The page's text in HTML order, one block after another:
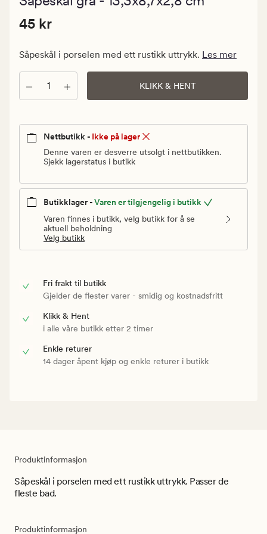
Pris
kr.
Vanlig
pris
45
Pris 45 kr
45 kr
Såpeskål i porselen med ett rustikk uttrykk. Les mer
Antall KLIKK & HENT
Nettbutikk - Ikke på lager
Denne varen er desverre utsolgt i nettbutikken.
Sjekk lagerstatus i butikk
Butikklager -Varen er tilgjengelig i butikk
Varen finnes i butikk, velg butikk for å se
aktuell beholdning
Velg butikk
Fri frakt til butikk
Gjelder de flester varer - smidig og kostnadsfritt
Klikk & Hent
i alle våre butikk etter 2 timer
Enkle returer
14 dager åpent kjøp og enkle returer i butikk
Produktinformasjon
Såpeskål i porselen med ett rustikk uttrykk. Passer de
fleste bad.
Produktinformasjon